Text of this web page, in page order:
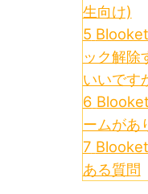
生向け)
5
ック解除
いいです
6
ームがあ
7
ある質問